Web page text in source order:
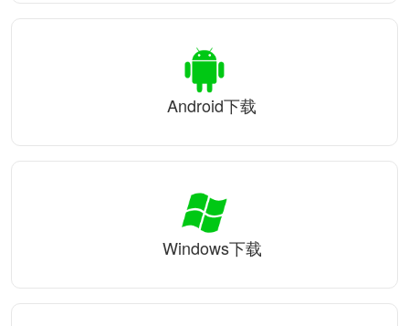
Android下载
Windows下载